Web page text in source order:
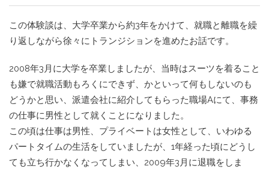
この体験談は、大学卒業から約3年をかけて、就職と離職を繰
り返しながら徐々にトランジションを進めたお話です。
2008年3月に大学を卒業しましたが、当時はスーツを着ること
も嫌で就職活動もろくにできず、かといって何もしないのも
どうかと思い、派遣会社に紹介してもらった職場Aにて、事務
の仕事に男性として就くことになりました。
この頃は仕事は男性、プライベートは女性として、いわゆる
パートタイムの生活をしていましたが、1年経った頃にどうし
ても立ち行かなくなってしまい、2009年3月に退職をしま